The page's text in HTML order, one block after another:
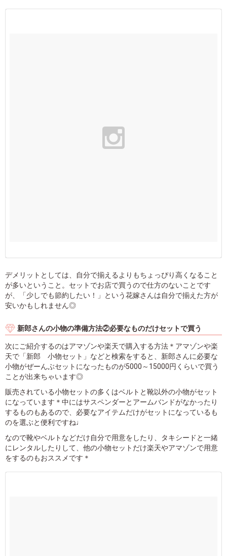
デメリットとしては、自分で揃えるよりもちょっぴり高くなること
が多いということ。セットでお店で買うので仕方のないことです
が、「少しでも節約したい！」という花嫁さんは自分で揃えた方が
安いかもしれません◎
新郎さんの小物の準備方法②必要なものだけセットで買う
次にご紹介するのはアマゾンや楽天で購入する方法＊アマゾンや楽
天で「新郎 小物セット」などと検索をすると、新郎さんに必要な
小物がぜーんぶセットになったものが5000～15000円くらいで買う
ことが出来ちゃいます◎
販売されている小物セットの多くはベルトと靴以外の小物がセット
になっています＊中にはサスペンダーとアームバンドがなかったり
するものもあるので、必要なアイテムだけがセットになっているも
のを選ぶと便利ですね♩
なので靴やベルトなどだけ自分で用意をしたり、タキシードと一緒
にレンタルしたりして、他の小物セットだけ楽天やアマゾンで用意
をするのもおススメです＊